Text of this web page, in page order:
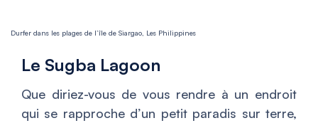
Durfer dans les plages de l’île de Siargao, Les Philippines
Le Sugba Lagoon
Que diriez-vous de vous rendre à un endroit
qui se rapproche d’un petit paradis sur terre,